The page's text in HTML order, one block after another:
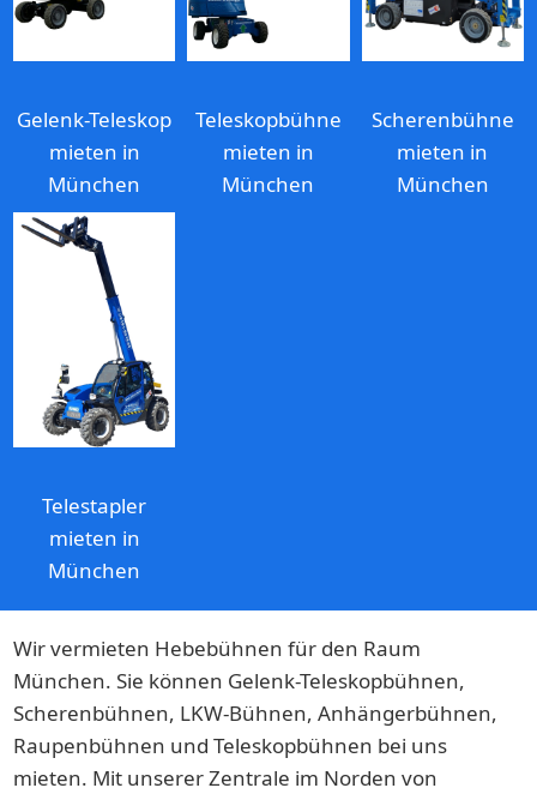
Gelenk-Teleskop
mieten in
München
Teleskopbühne
mieten in
München
Scherenbühne
mieten in
München
Telestapler
mieten in
München
Wir vermieten Hebebühnen für den Raum
München. Sie können Gelenk-Teleskopbühnen,
Scherenbühnen, LKW-Bühnen, Anhängerbühnen,
Raupenbühnen und Teleskopbühnen bei uns
mieten. Mit unserer Zentrale im Norden von